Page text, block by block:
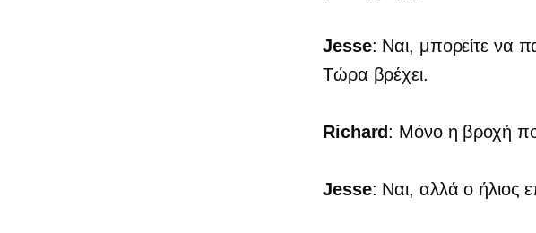
Jesse: Ναι, μπορείτε να
Τώρα βρέχει.
Richard: Μόνο η βροχή
Jesse: Ναι, αλλά ο ήλιος